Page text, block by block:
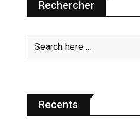
Rechercher
Recents